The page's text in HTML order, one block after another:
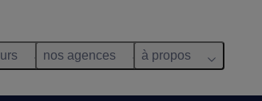
nos agences à propos